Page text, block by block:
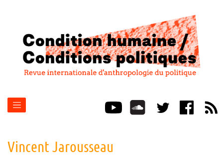
VincentJarousseau